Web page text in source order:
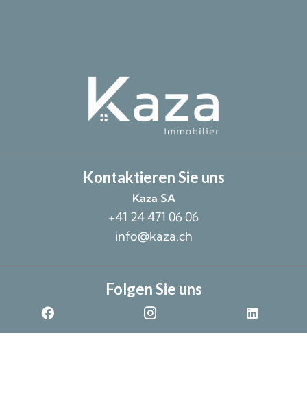
Kontaktieren Sie uns
Kaza SA
+41 24 471 06 06
info@kaza.ch
Folgen Sie uns